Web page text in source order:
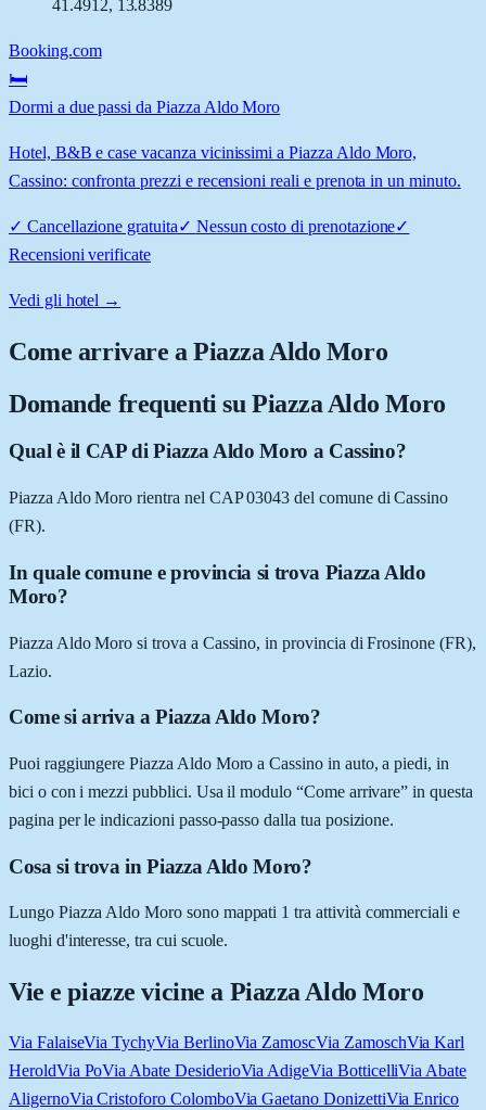
41.4912, 13.8389
Booking.com
🛏️
Dormi a due passi da Piazza Aldo Moro
Hotel, B&B e case vacanza vicinissimi a Piazza Aldo Moro,
Cassino: confronta prezzi e recensioni reali e prenota in un minuto.
✓ Cancellazione gratuita✓ Nessun costo di prenotazione✓
Recensioni verificate
Vedi gli hotel →
Come arrivare aPiazza Aldo Moro
Domande frequenti su Piazza Aldo Moro
Qual è il CAP di Piazza Aldo Moro a Cassino?
Piazza Aldo Moro rientra nel CAP 03043 del comune di Cassino
(FR).
In quale comune e provincia si trova Piazza Aldo
Moro?
Piazza Aldo Moro si trova a Cassino, in provincia di Frosinone (FR),
Lazio.
Come si arriva a Piazza Aldo Moro?
Puoi raggiungere Piazza Aldo Moro a Cassino in auto, a piedi, in
bici o con i mezzi pubblici. Usa il modulo “Come arrivare” in questa
pagina per le indicazioni passo-passo dalla tua posizione.
Cosa si trova in Piazza Aldo Moro?
Lungo Piazza Aldo Moro sono mappati 1 tra attività commerciali e
luoghi d'interesse, tra cui scuole.
Vie e piazze vicine a Piazza Aldo Moro
Via FalaiseVia TychyVia BerlinoVia ZamoscVia ZamoschVia Karl
HeroldVia PoVia Abate DesiderioVia AdigeVia BotticelliVia Abate
AligernoVia Cristoforo ColomboVia Gaetano DonizettiVia Enrico